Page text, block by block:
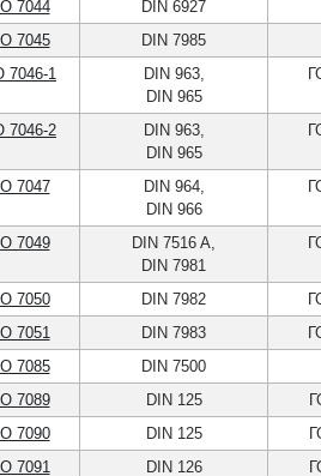
7044
DIN 6927
7045
DIN 7985
7046-1
DIN 963,
DIN 965
7046-2
DIN 963,
DIN 965
7047
DIN 964,
DIN 966
7049
DIN 7516 A,
DIN 7981
7050 DIN 7982
7051
DIN 7983
7085
DIN 7500
7089
DIN 125
7090
DIN 125
7091
DIN 126